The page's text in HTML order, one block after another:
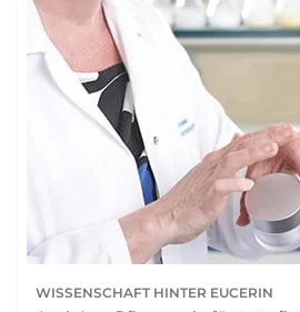
WISSENSCHAFT HINTER EUCERIN